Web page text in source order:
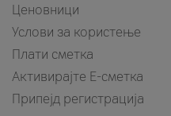
Ценовници
Услови за користење
Плати сметка
Активирајте Е-сметка
Припејд регистрација